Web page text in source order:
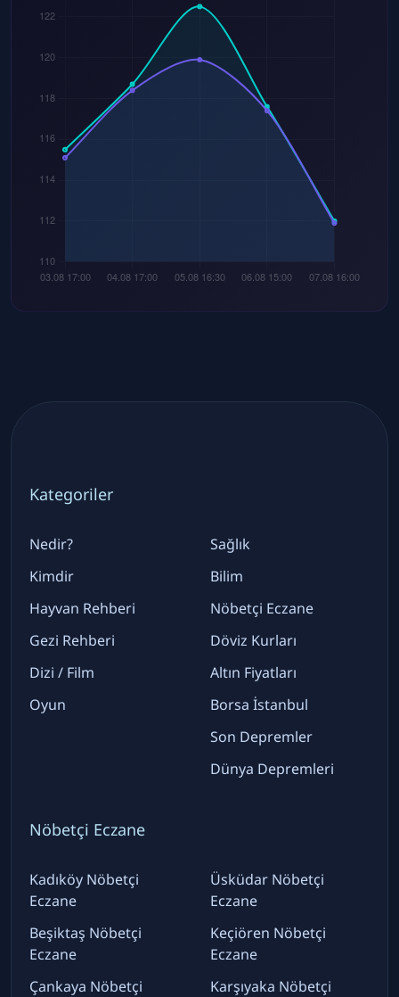
Kategoriler
Nedir?
Kimdir
Hayvan Rehberi
Gezi Rehberi
Dizi / Film
Oyun
Sağlık
Bilim
Nöbetçi Eczane
Döviz Kurları
Altın Fiyatları
Borsa İstanbul
Son Depremler
Dünya Depremleri
Nöbetçi Eczane
Kadıköy Nöbetçi
Eczane
Beşiktaş Nöbetçi
Eczane
Çankaya Nöbetçi
Üsküdar Nöbetçi
Eczane
Keçiören Nöbetçi
Eczane
Karşıyaka Nöbetçi